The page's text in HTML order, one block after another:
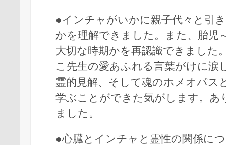
●インチャがいかに親子代々と引
かを理解できました。また、胎児
大切な時期かを再認識できました
こ先生の愛あふれる言葉がけに涙
霊的見解、そして魂のホメオパス
学ぶことができた気がします。あ
ました。
●心臓とインチャと霊性の関係に